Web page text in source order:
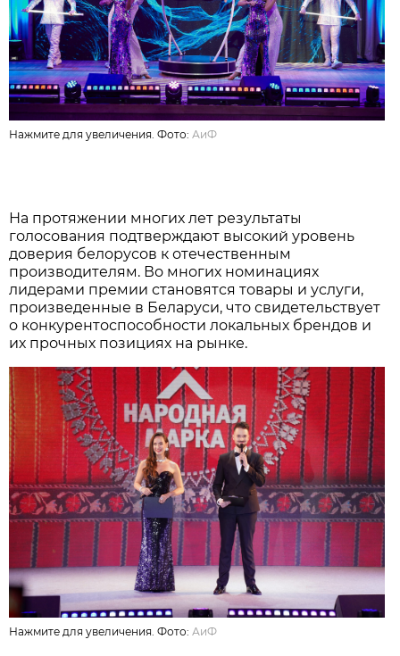
Нажмите для увеличения. Фото:АиФ
На протяжении многих лет результаты
голосования подтверждают высокий уровень
доверия белорусов к отечественным
производителям. Во многих номинациях
лидерами премии становятся товары и услуги,
произведенные в Беларуси, что свидетельствует
о конкурентоспособности локальных брендов и
их прочных позициях на рынке.
Нажмите для увеличения. Фото:АиФ